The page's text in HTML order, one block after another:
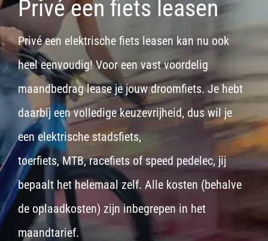
Privé een fiets leasen
Privé een elektrische fiets leasen kan nu ook
heel eenvoudig! Voor een vast voordelig
maandbedrag lease je jouw droomfiets. Je hebt
daarbij een volledige keuzevrijheid, dus wil je
eenelektrische stadsfiets,
toerfiets,MTB,racefietsof speed pedelec, jij
bepaalt het helemaal zelf. Alle kosten (behalve
de oplaadkosten) zijn inbegrepen in het
maandtarief.